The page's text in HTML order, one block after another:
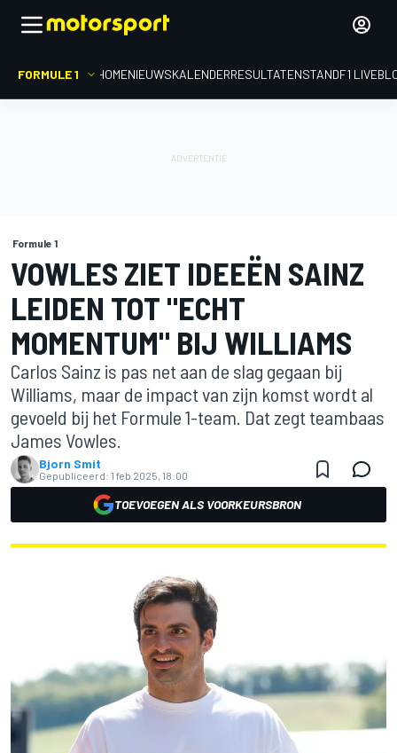
FORMULE 1 HOMENIEUWSKALENDERRESULTATENSTANDF1
Formule 1
VOWLES ZIET IDEEËN SAINZ
LEIDEN TOT "ECHT
MOMENTUM" BIJ WILLIAMS
Carlos Sainz is pas net aan de slag gegaan bij
Williams, maar de impact van zijn komst wordt al
gevoeld bij het Formule 1-team. Dat zegt teambaas
James Vowles.
Bjorn Smit
Gepubliceerd: 1 feb 2025, 18:00
TOEVOEGEN ALS VOORKEURSBRON